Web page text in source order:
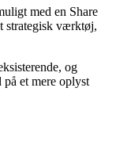
med en Share
strategisk værktøj,
og
på et mere oplyst